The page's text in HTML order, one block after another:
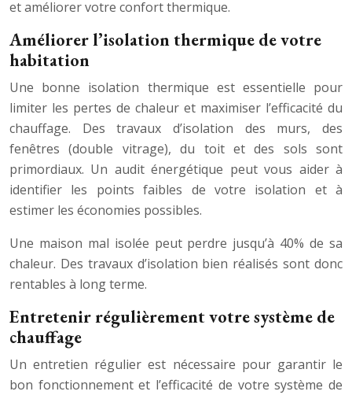
et améliorer votre confort thermique.
Améliorer l’isolation thermique de votre
habitation
Une bonne isolation thermique est essentielle pour
limiter les pertes de chaleur et maximiser l’efficacité du
chauffage. Des travaux d’isolation des murs, des
fenêtres (double vitrage), du toit et des sols sont
primordiaux. Un audit énergétique peut vous aider à
identifier les points faibles de votre isolation et à
estimer les économies possibles.
Une maison mal isolée peut perdre jusqu’à 40% de sa
chaleur. Des travaux d’isolation bien réalisés sont donc
rentables à long terme.
Entretenir régulièrement votre système de
chauffage
Un entretien régulier est nécessaire pour garantir le
bon fonctionnement et l’efficacité de votre système de